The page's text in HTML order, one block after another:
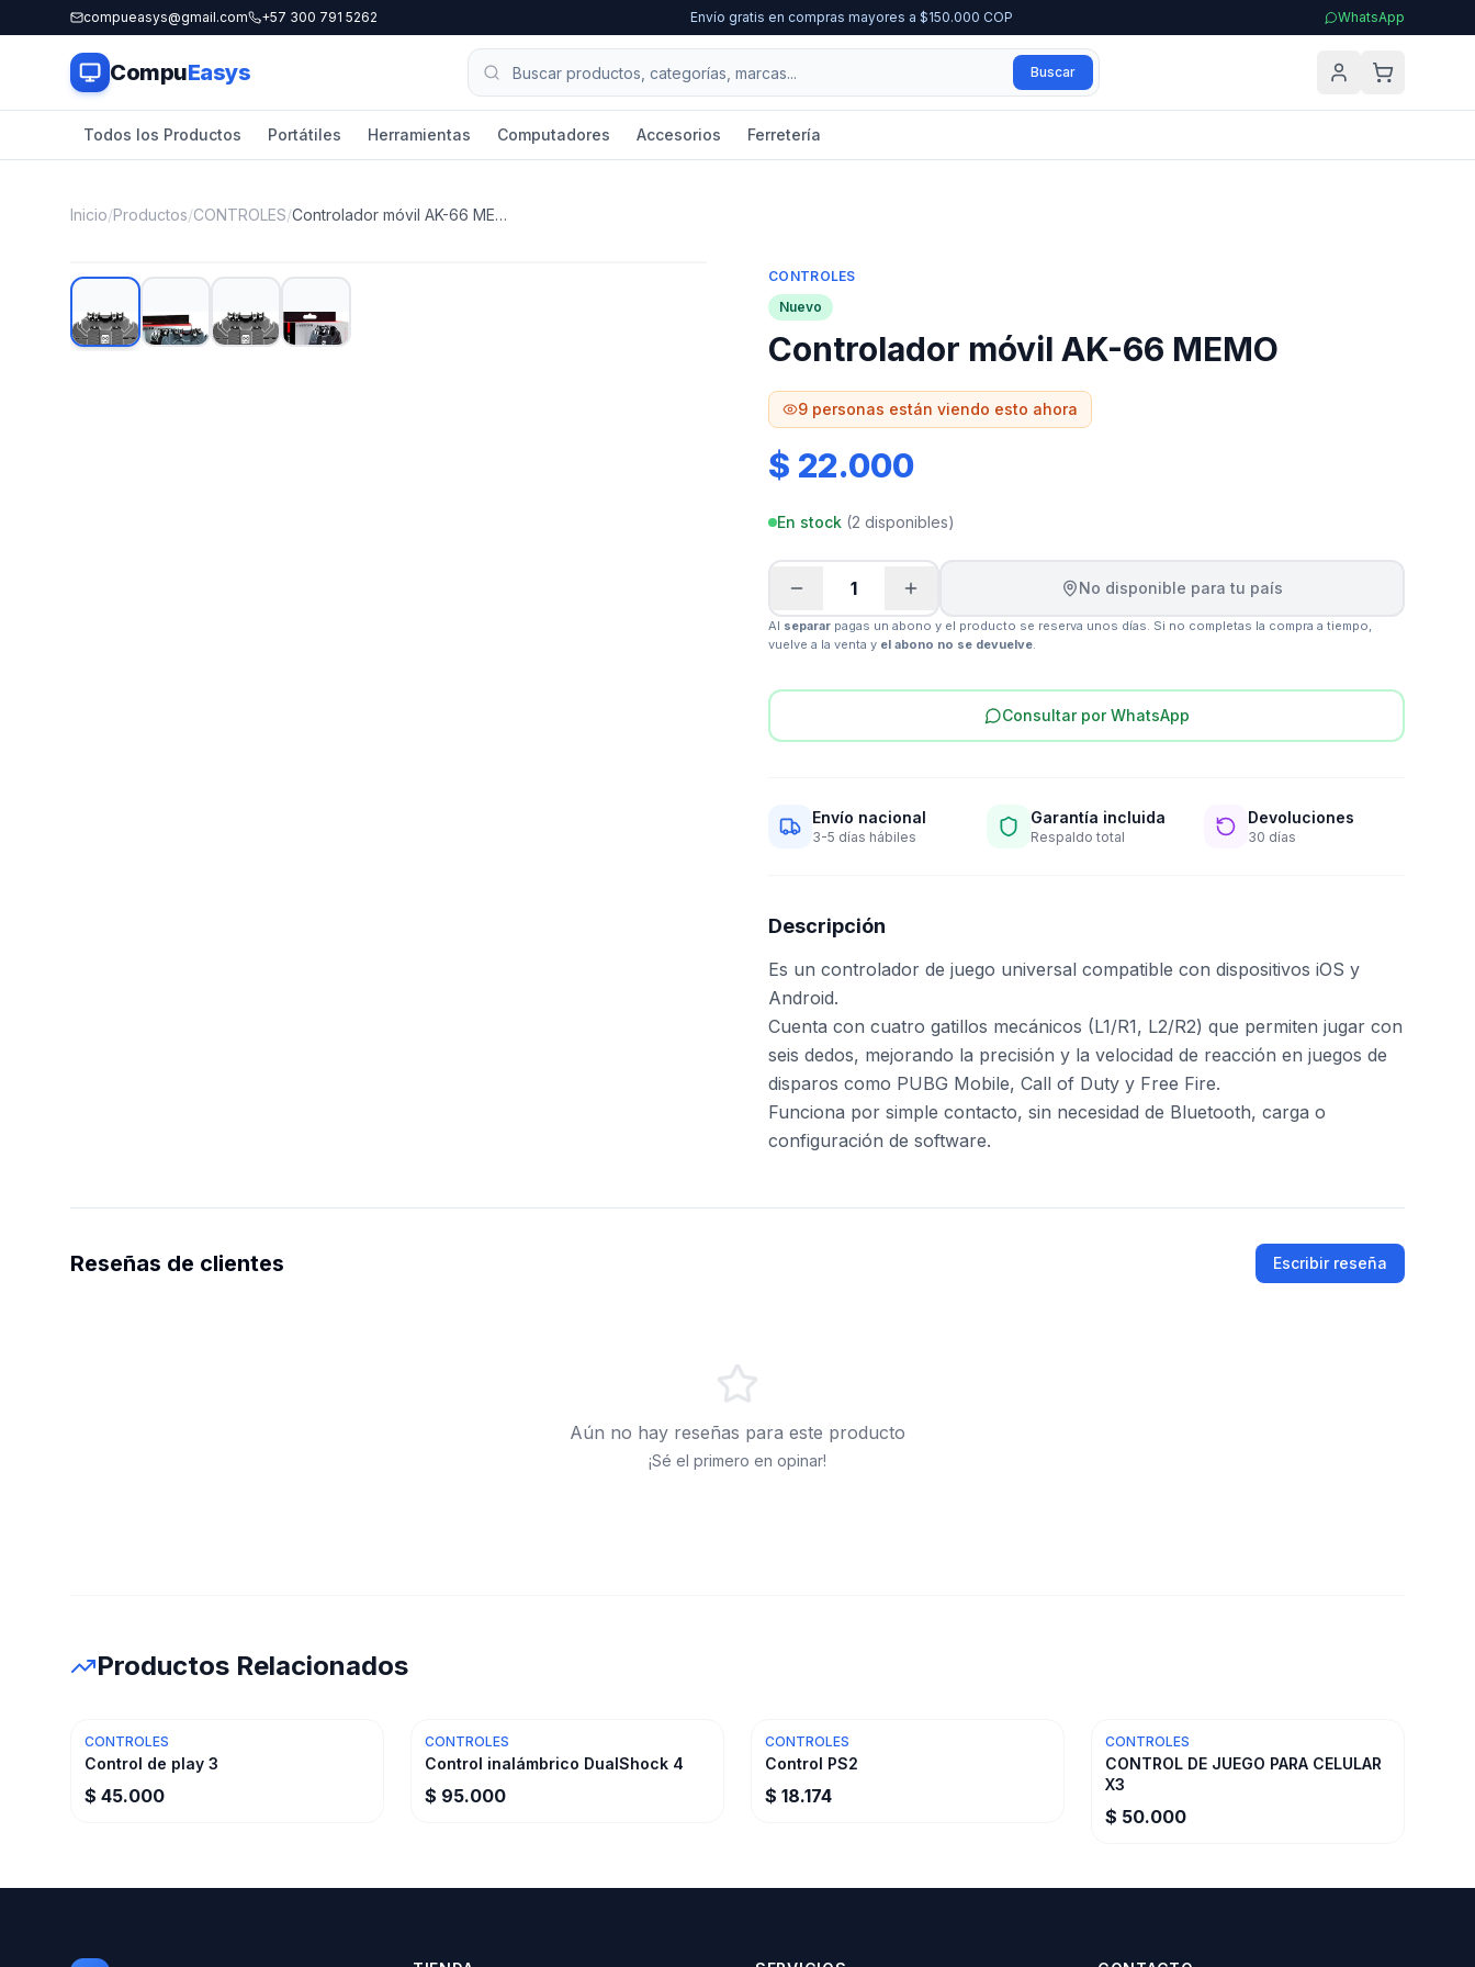
compueasys@gmail.com +57 300 791 5262 Envío gratis en compras mayores a $150.000 COP WhatsApp
CompuEasys Buscar
Todos los Productos Portátiles Herramientas Computadores Accesorios Ferretería
Inicio/Productos/CONTROLES/ Controlador móvil AK-66 MEMO
CONTROLES
Nuevo
Controlador móvil AK-66 MEMO
9 personas están viendo esto ahora
$ 22.000
En stock (2 disponibles)
1 No disponible para tu país
Al separar pagas un abono y el producto se reserva unos días. Si no completas la compra a tiempo,
vuelve a la venta y el abono no se devuelve.
Consultar por WhatsApp
Envío nacional
3-5 días hábiles
Garantía incluida
Respaldo total
Devoluciones
30 días
Descripción
Es un controlador de juego universal compatible con dispositivos iOS y
Android.
Cuenta con cuatro gatillos mecánicos (L1/R1, L2/R2) que permiten jugar con
seis dedos, mejorando la precisión y la velocidad de reacción en juegos de
disparos como PUBG Mobile, Call of Duty y Free Fire.
Funciona por simple contacto, sin necesidad de Bluetooth, carga o
configuración de software.
Reseñas de clientes Escribir reseña
Aún no hay reseñas para este producto
¡Sé el primero en opinar!
Productos Relacionados
CONTROLES
Control de play 3
$ 45.000
CONTROLES
Control inalámbrico DualShock 4
$ 95.000
CONTROLES
Control PS2
$ 18.174
CONTROLES
CONTROL DE JUEGO PARA CELULAR
X3
$ 50.000